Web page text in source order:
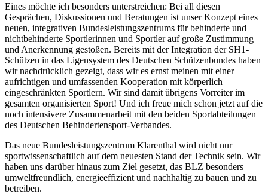
Eines möchte ich besonders unterstreichen: Bei all diesen
Gesprächen, Diskussionen und Beratungen ist unser Konzept eines
neuen, integrativen Bundesleistungszentrums für behinderte und
nichtbehinderte Sportlerinnen und Sportler auf große Zustimmung
und Anerkennung gestoßen. Bereits mit der Integration der SH1-
Schützen in das Ligensystem des Deutschen Schützenbundes haben
wir nachdrücklich gezeigt, dass wir es ernst meinen mit einer
aufrichtigen und umfassenden Kooperation mit körperlich
eingeschränkten Sportlern. Wir sind damit übrigens Vorreiter im
gesamten organisierten Sport! Und ich freue mich schon jetzt auf die
noch intensivere Zusammenarbeit mit den beiden Sportabteilungen
des Deutschen Behindertensport-Verbandes.
Das neue Bundesleistungszentrum Klarenthal wird nicht nur
sportwissenschaftlich auf dem neuesten Stand der Technik sein. Wir
haben uns darüber hinaus zum Ziel gesetzt, das BLZ besonders
umweltfreundlich, energieeffizient und nachhaltig zu bauen und zu
betreiben.